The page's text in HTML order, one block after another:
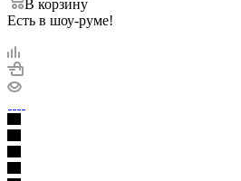
В корзину
Есть в шоу-руме!